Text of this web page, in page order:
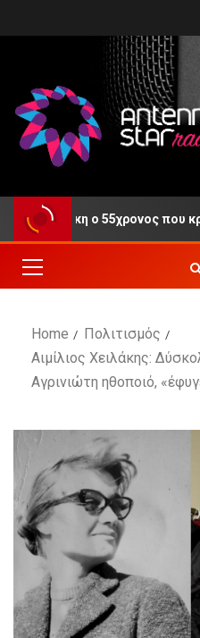
Δίκη ο 55χρονος που
Home
Πολιτισμός
Αιμίλιος Χειλάκης:
Αγρινιώτη ηθοποιό,